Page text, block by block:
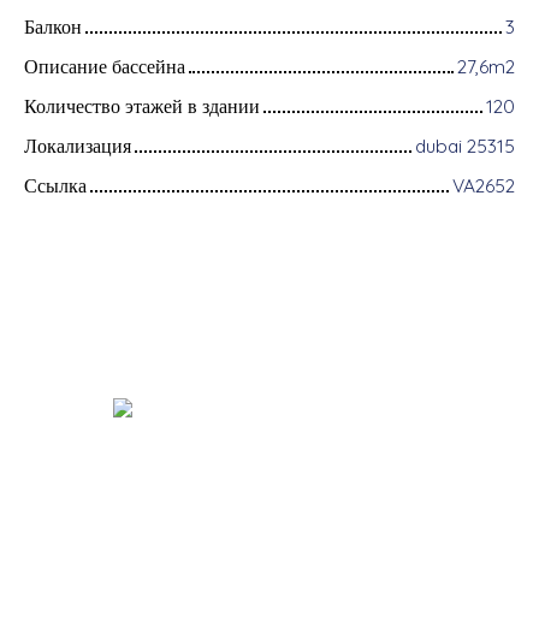
Балкон
3
Описание бассейна
27,6m2
Количество этажей в здании
120
Локализация
dubai 25315
Ссылка
VA2652